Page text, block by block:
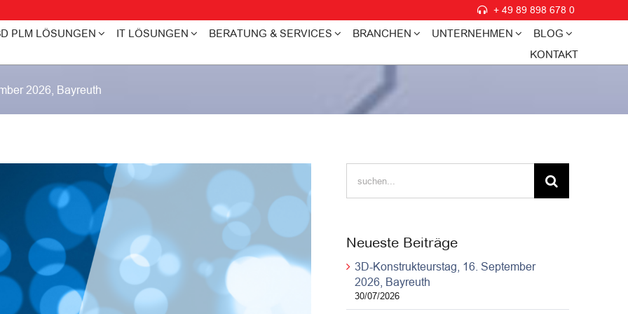
+ 49 89 898 678 0
PLM LÖSUNGEN IT LÖSUNGEN BERATUNG & SERVICES BRANCHEN UNTERNEHMEN
BLOG
KONTAKT
2026, Bayreuth
Neueste Beiträge
3D-Konstrukteurstag, 16. September
2026, Bayreuth
30/07/2026